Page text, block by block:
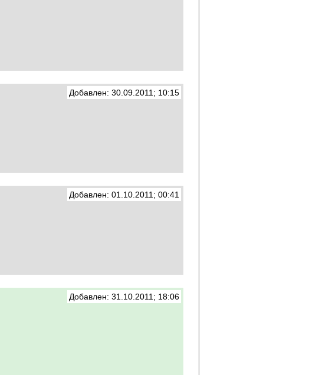
Добавлен: 30.09.2011; 10:15
Добавлен: 01.10.2011; 00:41
Добавлен: 31.10.2011; 18:06